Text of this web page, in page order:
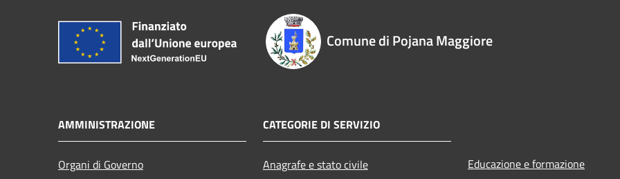
Comune di Pojana Maggiore
AMMINISTRAZIONE
Organi di Governo
CATEGORIE DI SERVIZIO
Anagrafe e stato civile
Educazione e formazione